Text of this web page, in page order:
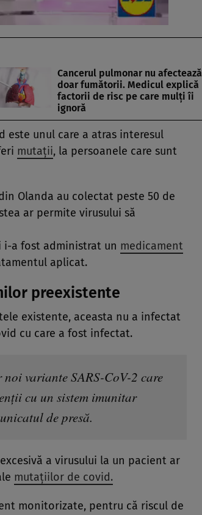
Cancerul pulmonar nu afectează
doar fumătorii. Medicul explică
factorii de risc pe care mulți îi
ignoră
este unul care a atras interesul
mutații, la persoanele care sunt
Olanda au colectat peste 50 de
ar permite virusului să
i-a fost administrat un medicament
aplicat.
preexistente
existente, aceasta nu a infectat
cu care a fost infectat.
variante SARS-CoV-2 care
cu un sistem imunitar
de presă.
a virusului la un pacient ar
mutațiilor de covid.
monitorizate, pentru că riscul de